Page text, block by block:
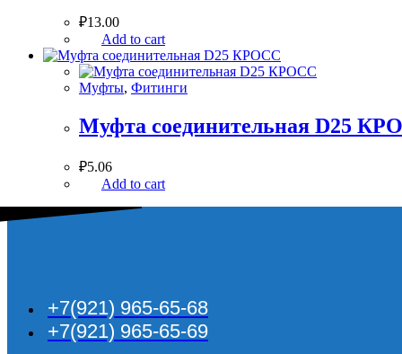
₽13.00
Add to cart
Муфты, Фитинги
Муфта соединительная D25
₽5.06
Add to cart
+7(921) 965-65-68
+7(921) 965-65-69